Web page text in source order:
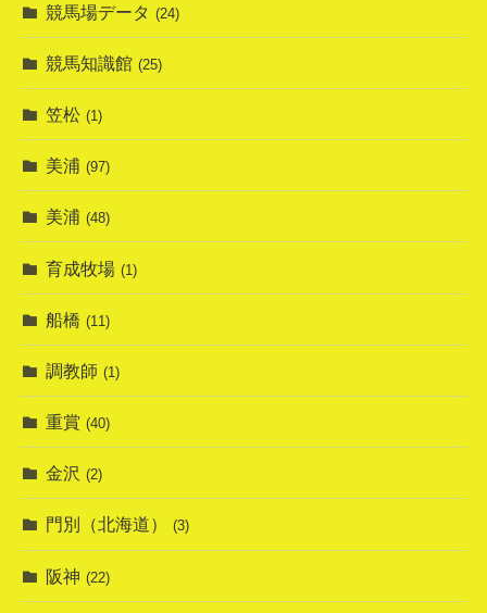
競馬場データ (24)
競馬知識館 (25)
笠松 (1)
美浦 (97)
美浦 (48)
育成牧場 (1)
船橋 (11)
調教師 (1)
重賞 (40)
金沢 (2)
門別（北海道） (3)
阪神 (22)